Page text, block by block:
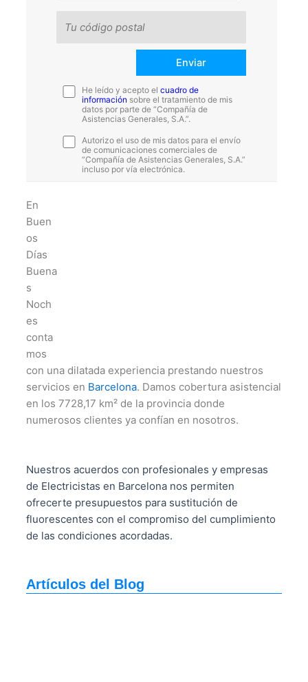
He leído y acepto elcuadro de
información sobre el tratamiento de mis
datos por parte de “Compañía de
Asistencias Generales, S.A.”.
Autorizo el uso de mis datos para el envío
de comunicaciones comerciales de
“Compañía de Asistencias Generales, S.A.”
incluso por vía electrónica.
En
Buen
os
Días
Buena
s
Noch
es
conta
mos
con una dilatada experiencia prestando nuestros
servicios en Barcelona. Damos cobertura asistencial
en los 7728,17 km² de la provincia donde
numerosos clientes ya confían en nosotros.
Nuestros acuerdos con profesionales y empresas
de Electricistas en Barcelona nos permiten
ofrecerte presupuestos para sustitución de
fluorescentes con el compromiso del cumplimiento
de las condiciones acordadas.
Artículos del Blog